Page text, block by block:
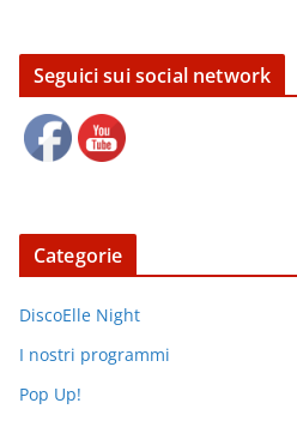
Seguici sui social network
Categorie
DiscoElle Night
I nostri programmi
Pop Up!